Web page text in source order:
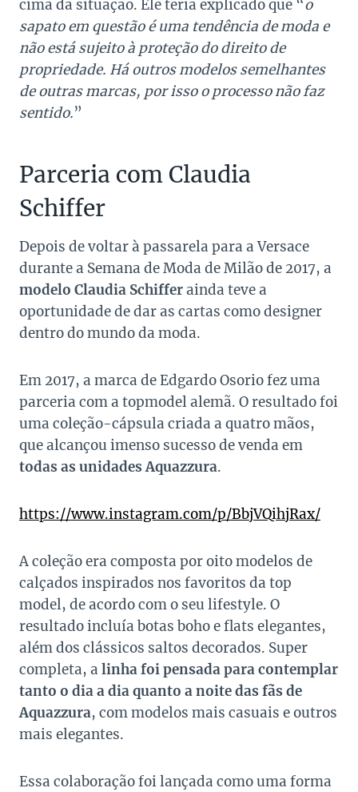
cima da situação. Ele teria explicado que “o
sapato em questão é uma tendência de moda e
não está sujeito à proteção do direito de
propriedade. Há outros modelos semelhantes
de outras marcas, por isso o processo não faz
sentido.”
Parceria com Claudia
Schiffer
Depois de voltar à passarela para a Versace
durante a Semana de Moda de Milão de 2017, a
modelo Claudia Schifferainda teve a
oportunidade de dar as cartas como designer
dentro do mundo da moda.
Em 2017, a marca de Edgardo Osorio fez uma
parceria com a topmodel alemã. O resultado foi
uma coleção-cápsula criada a quatro mãos,
que alcançou imenso sucesso de venda em
todas as unidades Aquazzura.
https://www.instagram.com/p/BbjVQihjRax/
A coleção era composta por oito modelos de
calçados inspirados nos favoritos da top
model, de acordo com o seu lifestyle. O
resultado incluía botas boho e flats elegantes,
além dos clássicos saltos decorados. Super
completa, a linha foi pensada para contemplar
tanto o dia a dia quanto a noite das fãs de
Aquazzura, com modelos mais casuais e outros
mais elegantes.
Essa colaboração foi lançada como uma forma